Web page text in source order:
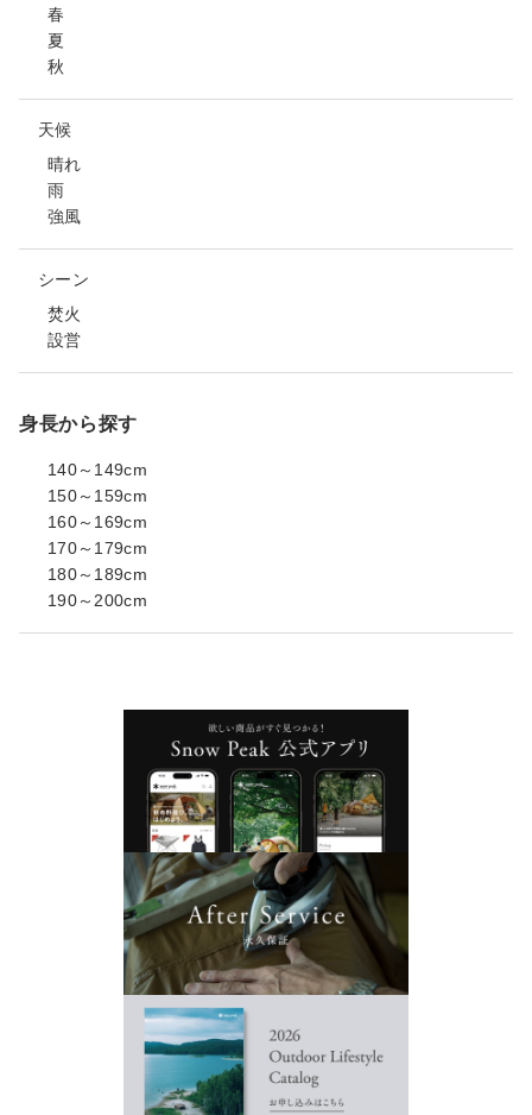
春
夏
秋
天候
晴れ
雨
強風
シーン
焚火
設営
身長から探す
140～149cm
150～159cm
160～169cm
170～179cm
180～189cm
190～200cm